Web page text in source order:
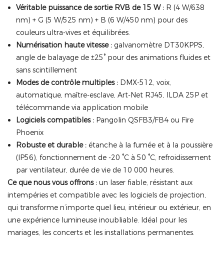
Véritable puissance de sortie RVB de 15 W :R (4 W/638
nm) + G (5 W/525 nm) + B (6 W/450 nm) pour des
couleurs ultra-vives et équilibrées.
Numérisation haute vitesse :galvanomètre DT30KPPS,
angle de balayage de ±25° pour des animations fluides et
sans scintillement
Modes de contrôle multiples :DMX-512, voix,
automatique, maître-esclave, Art-Net RJ45, ILDA 25P et
télécommande via application mobile
Logiciels compatibles :Pangolin QSFB3/FB4 ou Fire
Phoenix
Robuste et durable :étanche à la fumée et à la poussière
(IP56), fonctionnement de -20 °C à 50 °C, refroidissement
par ventilateur, durée de vie de 10 000 heures.
Ce que nous vous offrons : un laser fiable, résistant aux
intempéries et compatible avec les logiciels de projection,
qui transforme n’importe quel lieu, intérieur ou extérieur, en
une expérience lumineuse inoubliable. Idéal pour les
mariages, les concerts et les installations permanentes.